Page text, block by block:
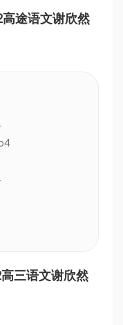
途语文谢欣然
三语文谢欣然